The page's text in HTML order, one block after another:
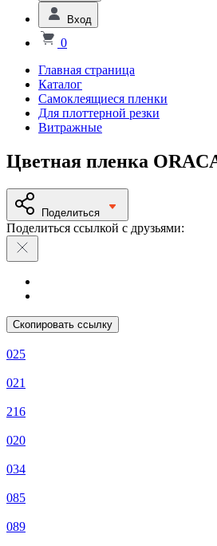
Вход
0
Главная страница
Каталог
Самоклеящиеся пленки
Для плоттерной резки
Витражные
Цветная пленка
Поделиться
Поделиться ссылкой с друзьями:
Скопировать ссылку
025
021
216
020
034
085
089